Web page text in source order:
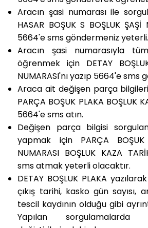
Aracın şasi numarası ile
HASAR BOŞUK S BOŞLUK ŞAŞİ
5664'e smsgöndermeniz yeterli.
Aracın şasi numarasıyla
öğrenmek için DETAY
NUMARASI'nı yazıp 5664'e sms
Araca ait değişen parça
PARÇA BOŞUK PLAKA BOŞLUK
5664'e smsatın.
Değişen parça bilgisi
yapmak için PARÇA
NUMARASI BOŞLUK KAZA
smsatmak yeterli olacaktır.
DETAY BOŞLUK PLAKA
çıkış tarihi, kasko gün sayısı,
tescil kaydının olduğu gibi
Yapılan sorgulamalarda